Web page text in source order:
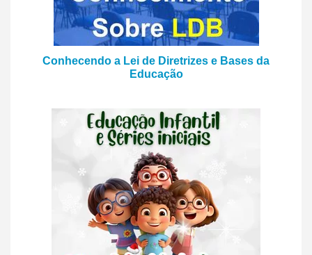
Conhecendo a Lei de Diretrizes e Bases da
Educação